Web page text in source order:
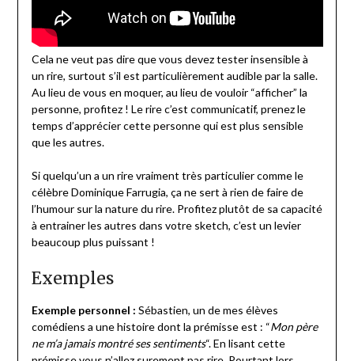
Cela ne veut pas dire que vous devez tester insensible à
un rire, surtout s’il est particulièrement audible par la salle.
Au lieu de vous en moquer, au lieu de vouloir “afficher” la
personne, profitez ! Le rire c’est communicatif, prenez le
temps d’apprécier cette personne qui est plus sensible
que les autres.
Si quelqu’un a un rire vraiment très particulier comme le
célèbre Dominique Farrugia, ça ne sert à rien de faire de
l’humour sur la nature du rire. Profitez plutôt de sa capacité
à entrainer les autres dans votre sketch, c’est un levier
beaucoup plus puissant !
Exemples
Exemple personnel : Sébastien, un de mes élèves
comédiens a une histoire dont la prémisse est : “Mon père
ne m’a jamais montré ses sentiments“. En lisant cette